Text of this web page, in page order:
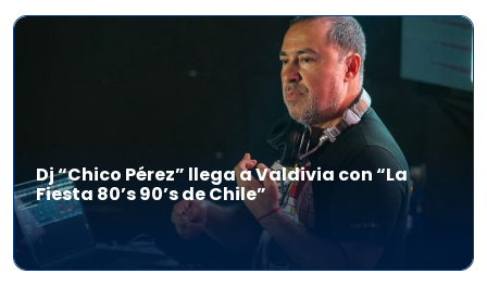
Dj “Chico Pérez” llega a Valdivia con “La
Fiesta 80’s 90’s de Chile”